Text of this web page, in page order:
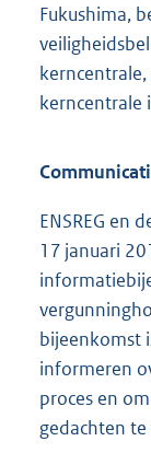
Fukushima,
kerncentrale
ENSREG en
17 januari
bijeenkomst
informeren
proces en
gedachten te